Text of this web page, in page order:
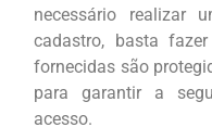
necessário realizar
cadastro, basta
fornecidas são
para garantir a
acesso.